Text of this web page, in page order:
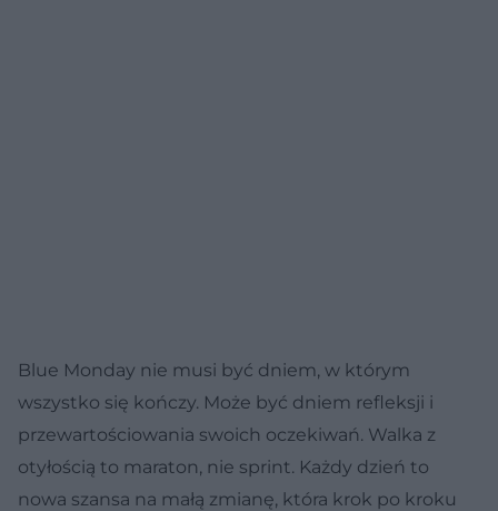
Blue Monday nie musi być dniem, w którym
wszystko się kończy. Może być dniem refleksji i
przewartościowania swoich oczekiwań. Walka z
otyłością to maraton, nie sprint. Każdy dzień to
nowa szansa na małą zmianę, która krok po kroku